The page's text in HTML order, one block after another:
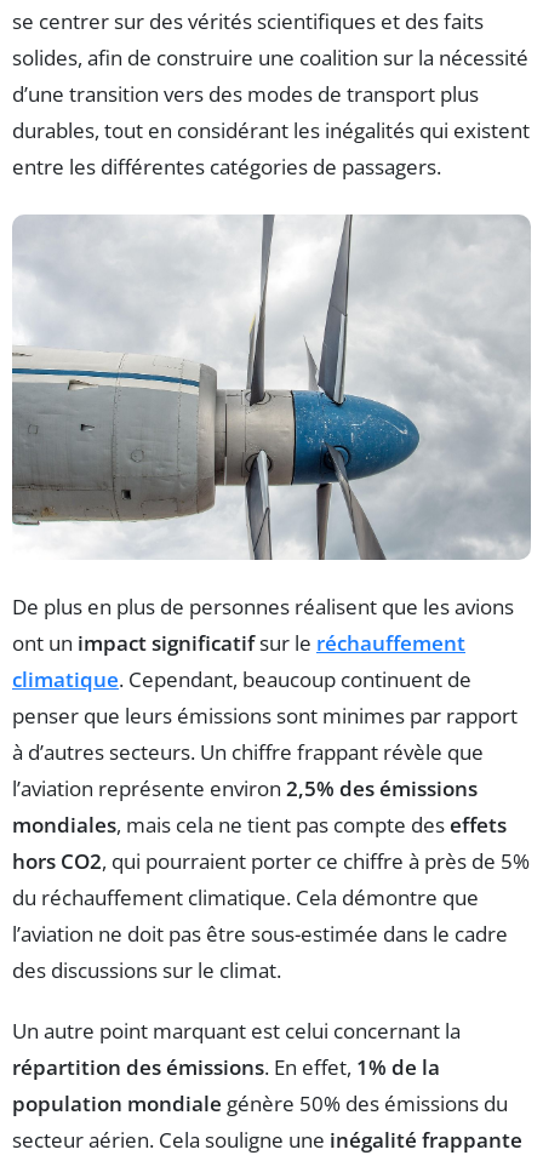
se centrer sur des vérités scientifiques et des faits
solides, afin de construire une coalition sur la nécessité
d’une transition vers des modes de transport plus
durables, tout en considérant les inégalités qui existent
entre les différentes catégories de passagers.
De plus en plus de personnes réalisent que les avions
ont un impact significatifsur le réchauffement
climatique. Cependant, beaucoup continuent de
penser que leurs émissions sont minimes par rapport
à d’autres secteurs. Un chiffre frappant révèle que
l’aviation représente environ 2,5% des émissions
mondiales, mais cela ne tient pas compte deseffets
hors CO2, qui pourraient porter ce chiffre à près de 5%
du réchauffement climatique. Cela démontre que
l’aviation ne doit pas être sous-estimée dans le cadre
des discussions sur le climat.
Un autre point marquant est celui concernant la
répartition des émissions. En effet, 1% de la
population mondiale génère 50% des émissions du
secteur aérien. Cela souligne une inégalité frappante